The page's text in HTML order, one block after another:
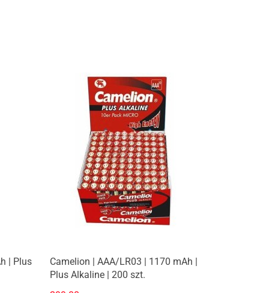
| Plus
Camelion | AAA/LR03 | 1170 mAh |
Plus Alkaline | 200 szt.